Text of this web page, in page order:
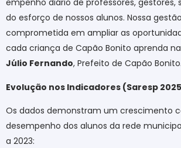
empenho diário de professores, gestores,
do esforço de nossos alunos. Nossa
comprometida em ampliar as
cada criança de Capão Bonito aprenda
Júlio Fernando, Prefeito de Capão Bonito.
Evolução nos Indicadores (Saresp
Os dados demonstram um crescimento
desempenho dos alunos da rede
a 2023: